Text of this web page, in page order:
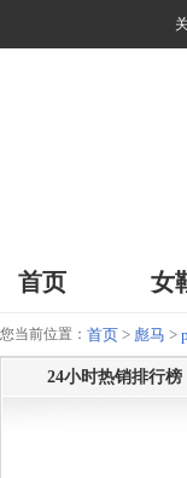
首页 女
您当前位置： 首页 > 彪马 >
24小时热销排行榜